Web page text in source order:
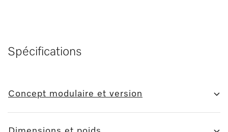
Spécifications
Concept modulaire et version